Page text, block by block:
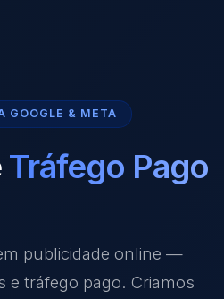
GOOGLE & META
Tráfego Pago
publicidade online —
e tráfego pago. Criamos